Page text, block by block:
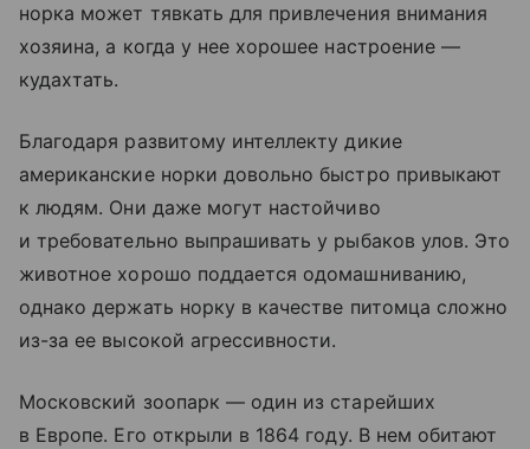
норка может тявкать для привлечения внимания
хозяина, а когда у нее хорошее настроение —
кудахтать.
Благодаря развитому интеллекту дикие
американские норки довольно быстро привыкают
к людям. Они даже могут настойчиво
и требовательно выпрашивать у рыбаков улов. Это
животное хорошо поддается одомашниванию,
однако держать норку в качестве питомца сложно
из-за ее высокой агрессивности.
Московский зоопарк — один из старейших
в Европе. Его открыли в 1864 году. В нем обитают